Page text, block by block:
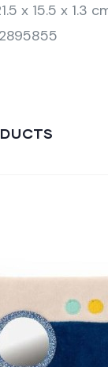
x 15.5 x 1.3